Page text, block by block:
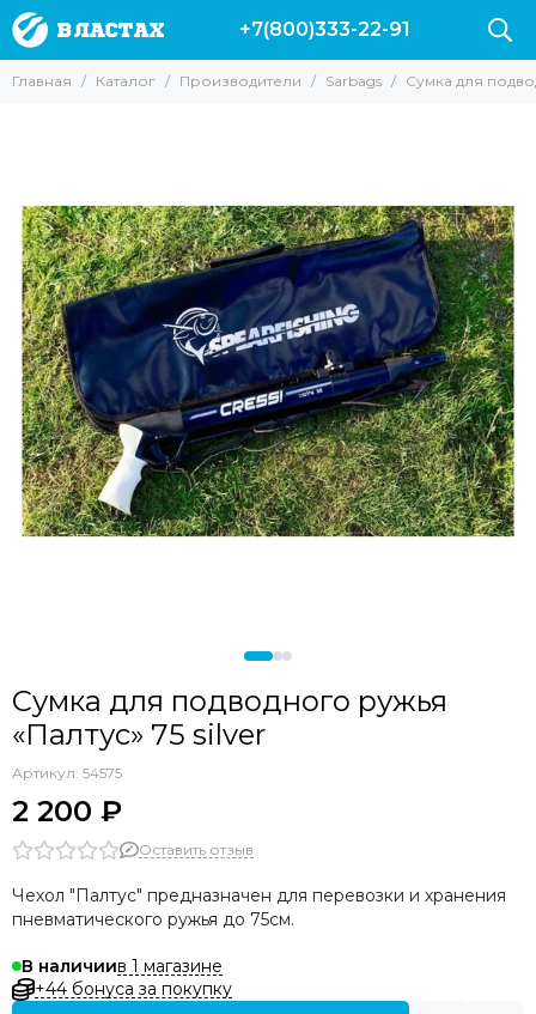
Производители
Salvi
Sargan
Hydra
Pelengas
Скорпена
H.DESSAULT
Riffe
Mares
Cressi
AquaDiscovery
Beuchat
Таймень
Armytek
C4
Sarbags
KF
+7(800)333-22-91
Главная Каталог Производители Sarbags Сумка для
Сумка для подводного ружья
«Палтус» 75 silver
Артикул: 54575
2 200 ₽
Оставить отзыв
Чехол "Палтус" предназначен для перевозки и хранения
пневматического ружья до 75см.
В наличиив 1 магазине
+44 бонуса за покупку